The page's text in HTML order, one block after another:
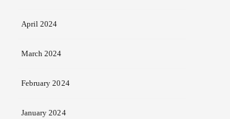
April 2024
March 2024
February 2024
January 2024